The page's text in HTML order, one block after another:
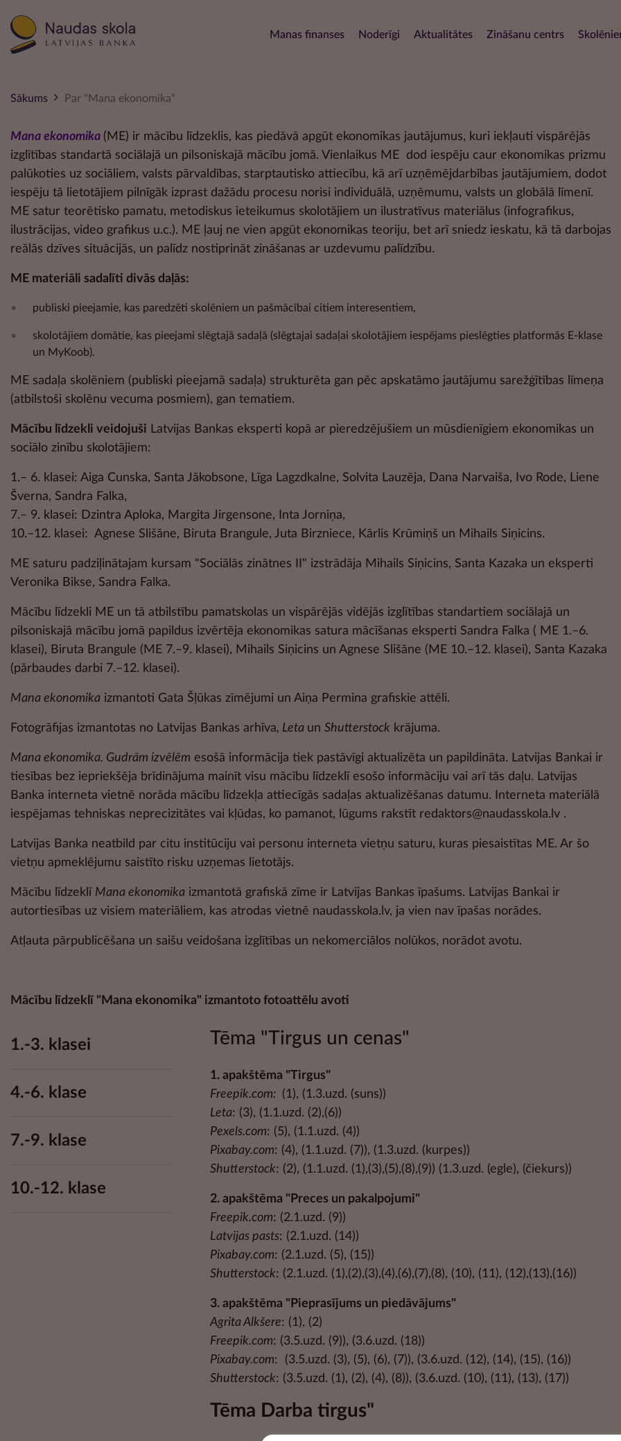
Main navigation
Manas finanses Noderīgi Aktualitātes Zināšanu centrs
Sākums Par "Mana ekonomika"
Mana ekonomika (ME) ir mācību līdzeklis, kas piedāvā apgūt ekonomikas jautājumus, kuri iekļauti vispārējās
izglītības standartā sociālajā un pilsoniskajā mācību jomā. Vienlaikus ME dod iespēju caur ekonomikas prizmu
palūkoties uz sociāliem, valsts pārvaldības, starptautisko attiecību, kā arī uzņēmējdarbības jautājumiem, dodot
iespēju tā lietotājiem pilnīgāk izprast dažādu procesu norisi individuālā, uzņēmumu, valsts un globālā līmenī.
ME satur teorētisko pamatu, metodiskus ieteikumus skolotājiem un ilustratīvus materiālus (infografikus,
ilustrācijas, video grafikus u.c.). ME ļauj ne vien apgūt ekonomikas teoriju, bet arī sniedz ieskatu, kā tā darbojas
reālās dzīves situācijās, un palīdz nostiprināt zināšanas ar uzdevumu palīdzību.
ME materiāli sadalīti divās daļās:
publiski pieejamie, kas paredzēti skolēniem un pašmācībai citiem interesentiem,
skolotājiem domātie, kas pieejami slēgtajā sadaļā (slēgtajai sadaļai skolotājiem iespējams pieslēgties platformās E-klase
un MyKoob).
ME sadaļa skolēniem (publiski pieejamā sadaļa) strukturēta gan pēc apskatāmo jautājumu sarežģītības līmeņa
(atbilstoši skolēnu vecuma posmiem), gan tematiem.
Mācību līdzekli veidojuši Latvijas Bankas eksperti kopā ar pieredzējušiem un mūsdienīgiem ekonomikas un
sociālo zinību skolotājiem:
1.– 6. klasei: Aiga Cunska, Santa Jākobsone, Līga Lagzdkalne, Solvita Lauzēja, Dana Narvaiša, Ivo Rode, Liene
Šverna, Sandra Falka,
7.– 9. klasei: Dzintra Aploka, Margita Jirgensone, Inta Jorniņa,
10.–12. klasei: Agnese Slišāne, Biruta Brangule, Juta Birzniece, Kārlis Krūmiņš un Mihails Siņicins.
ME saturu padziļinātajam kursam "Sociālās zinātnes II" izstrādāja Mihails Siņicins, Santa Kazaka un eksperti
Veronika Bikse, Sandra Falka.
Mācību līdzekli ME un tā atbilstību pamatskolas un vispārējās vidējās izglītības standartiem sociālajā un
pilsoniskajā mācību jomā papildus izvērtēja ekonomikas satura mācīšanas eksperti Sandra Falka ( ME 1.–6.
klasei), Biruta Brangule (ME 7.–9. klasei), Mihails Siņicins un Agnese Slišāne (ME 10.–12. klasei), Santa Kazaka
(pārbaudes darbi 7.–12. klasei).
Mana ekonomika izmantoti Gata Šļūkas zīmējumi un Aiņa Permina grafiskie attēli.
Fotogrāfijas izmantotas no Latvijas Bankas arhīva, Leta un Shutterstock krājuma.
Mana ekonomika. Gudrām izvēlēm esošā informācija tiek pastāvīgi aktualizēta un papildināta. Latvijas Bankai ir
tiesības bez iepriekšēja brīdinājuma mainīt visu mācību līdzeklī esošo informāciju vai arī tās daļu. Latvijas
Banka interneta vietnē norāda mācību līdzekļa attiecīgās sadaļas aktualizēšanas datumu. Interneta materiālā
iespējamas tehniskas neprecizitātes vai kļūdas, ko pamanot, lūgums rakstīt redaktors@naudasskola.lv .
Latvijas Banka neatbild par citu institūciju vai personu interneta vietņu saturu, kuras piesaistītas ME. Ar šo
vietņu apmeklējumu saistīto risku uzņemas lietotājs.
Mācību līdzeklī Mana ekonomika izmantotā grafiskā zīme ir Latvijas Bankas īpašums. Latvijas Bankai ir
autortiesības uz visiem materiāliem, kas atrodas vietnē naudasskola.lv, ja vien nav īpašas norādes.
Atļauta pārpublicēšana un saišu veidošana izglītības un nekomerciālos nolūkos, norādot avotu.
Mācību līdzeklī "Mana ekonomika" izmantoto fotoattēlu avoti
1.-3. klasei
4.-6. klase
7.-9. klase
10.-12. klase
Tēma "Tirgus un cenas"
1. apakštēma "Tirgus"
Freepik.com: (1), (1.3.uzd. (suns))
Leta: (3), (1.1.uzd. (2),(6))
Pexels.com: (5), (1.1.uzd. (4))
Pixabay.com: (4), (1.1.uzd. (7)), (1.3.uzd. (kurpes))
Shutterstock: (2), (1.1.uzd. (1),(3),(5),(8),(9)) (1.3.uzd. (egle), (čiekurs))
2. apakštēma "Preces un pakalpojumi"
Freepik.com: (2.1.uzd. (9))
Latvijas pasts: (2.1.uzd. (14))
Pixabay.com: (2.1.uzd. (5), (15))
Shutterstock: (2.1.uzd. (1),(2),(3),(4),(6),(7),(8), (10), (11), (12),(13),(16))
3. apakštēma "Pieprasījums un piedāvājums"
Agrita Alkšere: (1), (2)
Freepik.com: (3.5.uzd. (9)), (3.6.uzd. (18))
Pixabay.com: (3.5.uzd. (3), (5), (6), (7)), (3.6.uzd. (12), (14), (15), (16))
Shutterstock: (3.5.uzd. (1), (2), (4), (8)), (3.6.uzd. (10), (11), (13), (17))
Tēma Darba tirgus"